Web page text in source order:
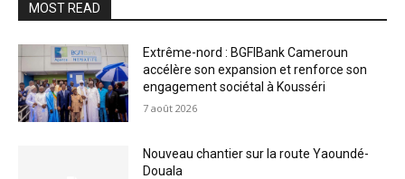
MOST READ
Extrême-nord : BGFIBank Cameroun
accélère son expansion et renforce son
engagement sociétal à Kousséri
7 août 2026
Nouveau chantier sur la route Yaoundé-
Douala